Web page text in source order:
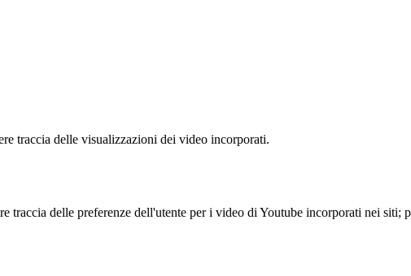
traccia delle visualizzazioni dei video incorporati.
traccia delle preferenze dell'utente per i video di Youtube incorporati nei